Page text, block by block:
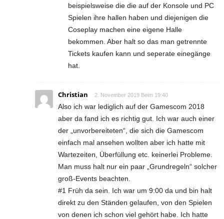
beispielsweise die die auf der Konsole und PC
Spielen ihre hallen haben und diejenigen die
Coseplay machen eine eigene Halle
bekommen. Aber halt so das man getrennte
Tickets kaufen kann und seperate einegänge
hat.
Christian 2. November 2019 Beim 19:40
Also ich war lediglich auf der Gamescom 2018
aber da fand ich es richtig gut. Ich war auch einer
der „unvorbereiteten“, die sich die Gamescom
einfach mal ansehen wollten aber ich hatte mit
Wartezeiten, Überfüllung etc. keinerlei Probleme.
Man muss halt nur ein paar „Grundregeln“ solcher
groß-Events beachten.
#1 Früh da sein. Ich war um 9:00 da und bin halt
direkt zu den Ständen gelaufen, von den Spielen
von denen ich schon viel gehört habe. Ich hatte